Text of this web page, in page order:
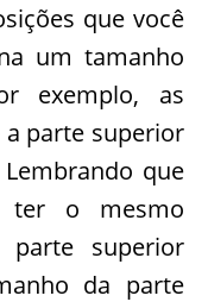
que você
um tamanho
exemplo, as
parte superior
que
ter o mesmo
superior
da parte